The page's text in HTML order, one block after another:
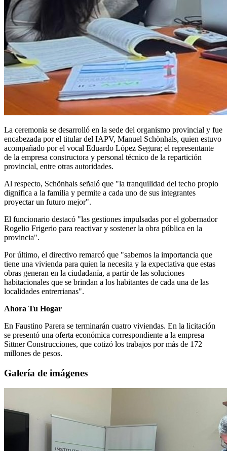
La ceremonia se desarrolló en la sede del organismo provincial y fue
encabezada por el titular del IAPV, Manuel Schönhals, quien estuvo
acompañado por el vocal Eduardo López Segura; el representante
de la empresa constructora y personal técnico de la repartición
provincial, entre otras autoridades.
Al respecto, Schönhals señaló que "la tranquilidad del techo propio
dignifica a la familia y permite a cada uno de sus integrantes
proyectar un futuro mejor".
El funcionario destacó "las gestiones impulsadas por el gobernador
Rogelio Frigerio para reactivar y sostener la obra pública en la
provincia".
Por último, el directivo remarcó que "sabemos la importancia que
tiene una vivienda para quien la necesita y la expectativa que estas
obras generan en la ciudadanía, a partir de las soluciones
habitacionales que se brindan a los habitantes de cada una de las
localidades entrerrianas".
Ahora Tu Hogar
En Faustino Parera se terminarán cuatro viviendas. En la licitación
se presentó una oferta económica correspondiente a la empresa
Sittner Construcciones, que cotizó los trabajos por más de 172
millones de pesos.
Galería de imágenes